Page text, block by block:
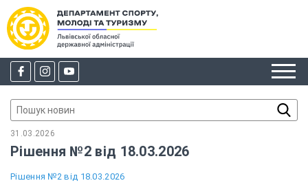
31.03.2026
Рішення №2 від 18.03.2026
Рішення №2 від 18.03.2026